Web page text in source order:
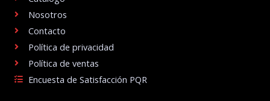
Nosotros
Contacto
Política de privacidad
Política de ventas
Encuesta de Satisfacción PQR